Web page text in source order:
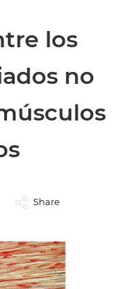
los
no
Share